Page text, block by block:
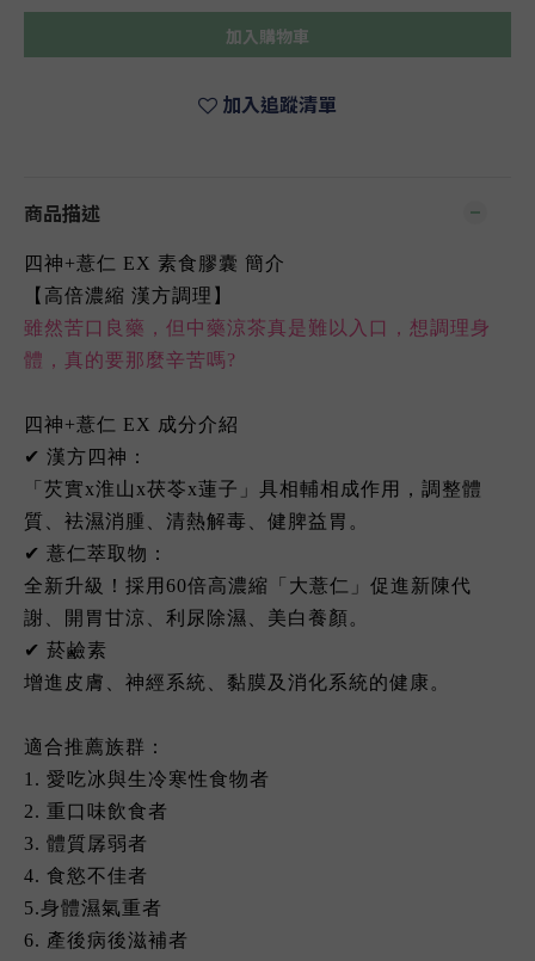
加入購物車
加入追蹤清單
商品描述
四神+薏仁 EX 素食膠囊 簡介
【高倍濃縮 漢方調理】
雖然苦口良藥，但中藥涼茶真是難以入口，想調理身
體，真的要那麼辛苦嗎?
四神+薏仁 EX 成分介紹
✔ 漢方四神：
「芡實x淮山x茯苓x蓮子」具相輔相成作用，調整體
質、袪濕消腫、清熱解毒、健脾益胃。
✔ 薏仁萃取物：
全新升級！採用60倍高濃縮「大薏仁」促進新陳代
謝、開胃甘涼、利尿除濕、美白養顏。
✔ 菸鹼素
增進皮膚、神經系統、黏膜及消化系統的健康。
適合推薦族群：
1. 愛吃冰與生冷寒性食物者
2. 重口味飲食者
3. 體質孱弱者
4. 食慾不佳者
5.身體濕氣重者
6. 產後病後滋補者